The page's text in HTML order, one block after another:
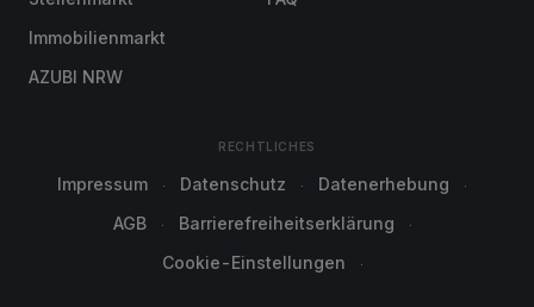
Immobilienmarkt
AZUBI NRW
RECHTLICHES
Impressum Datenschutz
Datenerhebung
AGB
Barrierefreiheitserklärung
Cookie-Einstellungen